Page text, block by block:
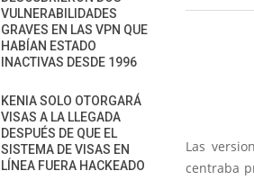
Las
centraba
VULNERABILIDADES
GRAVES EN LAS VPN QUE
HABÍAN ESTADO
INACTIVAS DESDE 1996
KENIA SOLO OTORGARÁ
VISAS A LA LLEGADA
DESPUÉS DE QUE EL
SISTEMA DE VISAS EN
LÍNEA FUERA HACKEADO